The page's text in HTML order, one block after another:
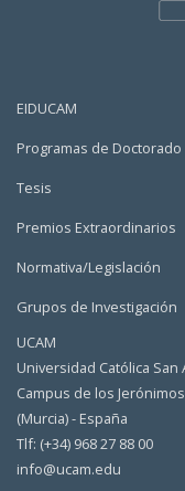
EIDUCAM
Programas de Doctorado
Tesis
Premios Extraordinarios
Normativa/Legislación
Grupos de Investigación
UCAM
Universidad Católica
Campus de los
(Murcia) - España
Tlf: (+34) 968 27 88 00
info@ucam.edu